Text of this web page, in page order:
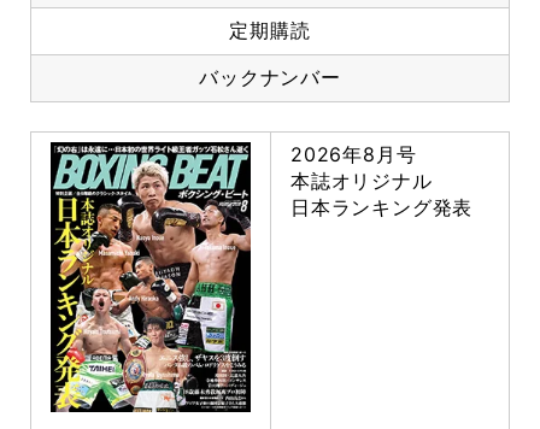
定期購読
バックナンバー
2026年8月号
本誌オリジナル
日本ランキング発表